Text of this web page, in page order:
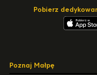
Pobierz
Poznaj Małpę